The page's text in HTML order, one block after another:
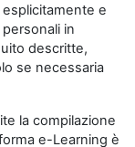
e
in
descritte,
se necessaria
la compilazione
e-Learning è